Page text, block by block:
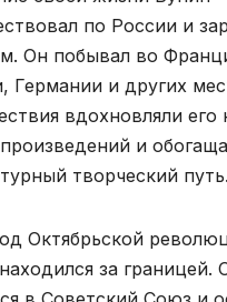
по России и
Он побывал во
Германии и других
вдохновляли его
и
творческий путь.
Октябрьской
за границей.